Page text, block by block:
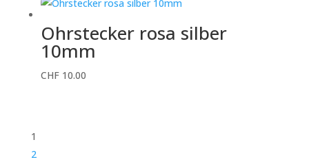
Ohrstecker rosa silber
10mm
CHF10.00
1
2